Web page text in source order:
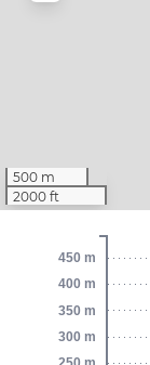
500 m
2000 ft
300 m
350 m
400 m
450 m